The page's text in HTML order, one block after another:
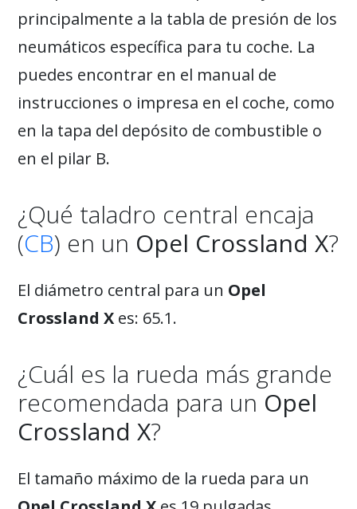
principalmente a la tabla de presión de los
neumáticos específica para tu coche. La
puedes encontrar en el manual de
instrucciones o impresa en el coche, como
en la tapa del depósito de combustible o
en el pilar B.
¿Qué taladro central encaja
(CB) en un Opel Crossland X?
El diámetro central para un Opel
Crossland X es: 65.1.
¿Cuál es la rueda más grande
recomendada para un Opel
Crossland X?
El tamaño máximo de la rueda para un